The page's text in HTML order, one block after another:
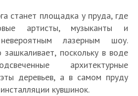
станет площадка у пруда, где
артисты, музыканты и
лазерным шоу.
зашкаливает, поскольку в воде
архитектурные
деревьев, а в самом пруду
кувшинок.